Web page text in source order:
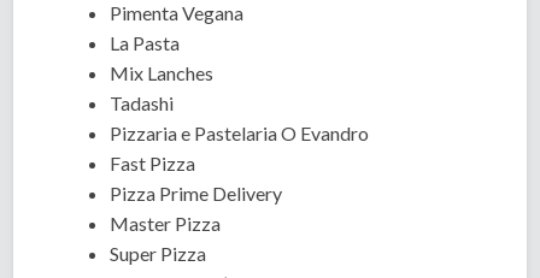
Pimenta Vegana
La Pasta
Mix Lanches
Tadashi
Pizzaria e Pastelaria O Evandro
Fast Pizza
Pizza Prime Delivery
Master Pizza
Super Pizza